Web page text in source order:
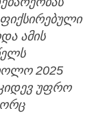
ამის
2025
კიდევ უფრო